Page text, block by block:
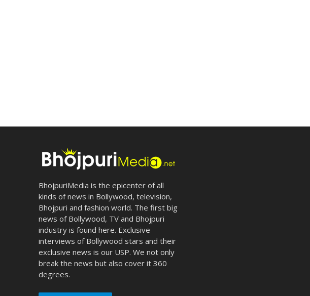
BhojpuriMedia is the epicenter of all
kinds of news in Bollywood, television,
Bhojpuri and fashion world. The first big
news of Bollywood, TV and Bhojpuri
industry is found here. Exclusive
interviews of Bollywood stars and their
exclusive news is our USP. We not only
break the news but also cover it 360
degrees.